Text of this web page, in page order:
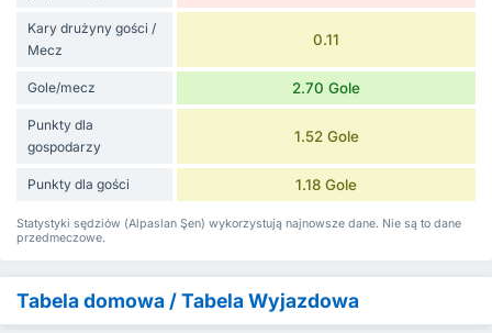
Kary drużyny gości /
Mecz
0.11
Gole/mecz 2.70 Gole
Punkty dla
gospodarzy
1.52 Gole
Punkty dla gości 1.18 Gole
Statystyki sędziów (Alpaslan Şen) wykorzystują najnowsze dane. Nie są to dane
przedmeczowe.
Tabela domowa / Tabela Wyjazdowa